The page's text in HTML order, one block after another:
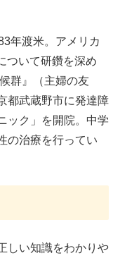
年渡米。アメリカ
ついて研鑽を深め
群』（主婦の友
都武蔵野市に発達障
ック」を開院。中学
の治療を行ってい
しい知識をわかりや